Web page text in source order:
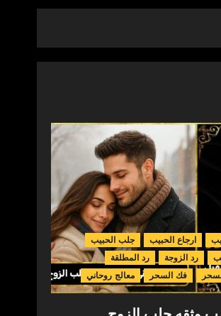
ارجاع الحبيب
جلب الحبيب
رد الزوجة
رد المطلقة
فك السحر معالج روحاني